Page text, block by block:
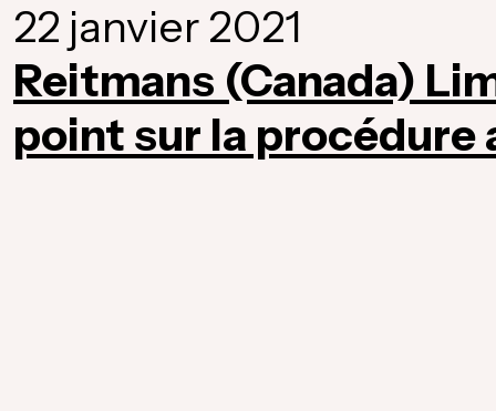
22 janvier 2021
Reitmans (Canada)
point sur la procédure